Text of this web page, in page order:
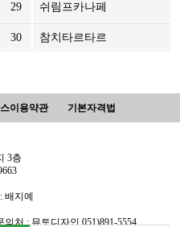
29 쉬림프카나페
30 참치타르타르
이용약관 기본자격법
3층
지예
처 : 뮤토디자인 051)891-5554